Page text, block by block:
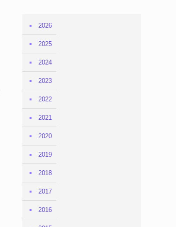
2026
2025
2024
2023
2022
2021
2020
2019
2018
2017
2016